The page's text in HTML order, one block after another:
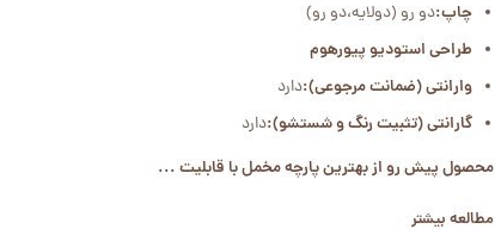
چاپ:دو رو (دولایه،دو رو)
طراحی استودیو پیورهوم
وارانتی (ضمانت مرجوعی):دارد
گارانتی (تثبیت رنگ و شستشو):دارد
محصول پیش رو از بهترین پارچه مخمل با قابلیت ...
مطالعه بیشتر